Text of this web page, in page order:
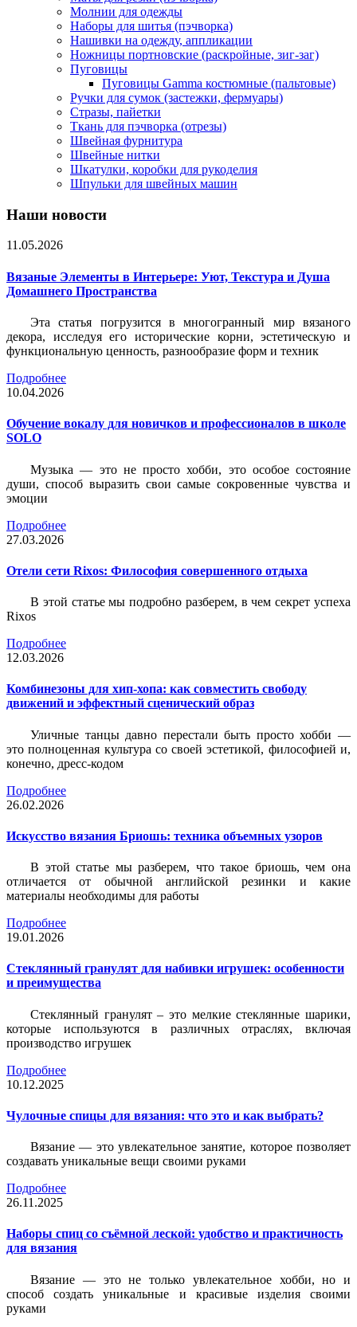
Молнии для одежды
Наборы для шитья (пэчворка)
Нашивки на одежду, аппликации
Ножницы портновские (раскройные, зиг-заг)
Пуговицы
Пуговицы Gamma костюмные (пальтовые)
Ручки для сумок (застежки, фермуары)
Стразы, пайетки
Ткань для пэчворка (отрезы)
Швейная фурнитура
Швейные нитки
Шкатулки, коробки для рукоделия
Шпульки для швейных машин
Наши новости
11.05.2026
Вязаные Элементы в Интерьере: Уют, Текстура и Душа
Домашнего Пространства
Эта статья погрузится в многогранный мир вязаного
декора, исследуя его исторические корни, эстетическую и
функциональную ценность, разнообразие форм и техник
Подробнее
10.04.2026
Обучение вокалу для новичков и профессионалов в школе
SOLO
Музыка — это не просто хобби, это особое состояние
души, способ выразить свои самые сокровенные чувства и
эмоции
Подробнее
27.03.2026
Отели сети Rixos: Философия совершенного отдыха
В этой статье мы подробно разберем, в чем секрет успеха
Rixos
Подробнее
12.03.2026
Комбинезоны для хип-хопа: как совместить свободу
движений и эффектный сценический образ
Уличные танцы давно перестали быть просто хобби —
это полноценная культура со своей эстетикой, философией и,
конечно, дресс-кодом
Подробнее
26.02.2026
Искусство вязания Бриошь: техника объемных узоров
В этой статье мы разберем, что такое бриошь, чем она
отличается от обычной английской резинки и какие
материалы необходимы для работы
Подробнее
19.01.2026
Стеклянный гранулят для набивки игрушек: особенности
и преимущества
Стеклянный гранулят – это мелкие стеклянные шарики,
которые используются в различных отраслях, включая
производство игрушек
Подробнее
10.12.2025
Чулочные спицы для вязания: что это и как выбрать?
Вязание — это увлекательное занятие, которое позволяет
создавать уникальные вещи своими руками
Подробнее
26.11.2025
Наборы спиц со съёмной леской: удобство и практичность
для вязания
Вязание — это не только увлекательное хобби, но и
способ создать уникальные и красивые изделия своими
руками